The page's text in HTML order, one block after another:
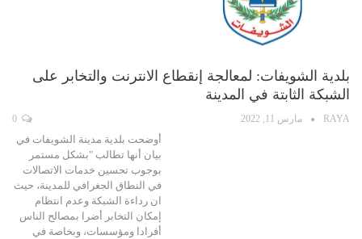
بلدية الشويفات: لمعالجة إنقطاع الانترنت والتخابر على
الشبكة الثابتة في المدينة
RAYA مارس 11, 2022
أوضحت بلدية مدينة الشويفات في
بيان أنها تطالب "بشكل مستمر
بوجوب تحسين خدمات الاتصالات
في النطاق الجغرافي للمدينة، حيث
ان رداءة الشبكة وعدم انتظام
إمكان التخابر أضرا بمصالح الناس
أفرادا ومؤسسات، وبخاصة في